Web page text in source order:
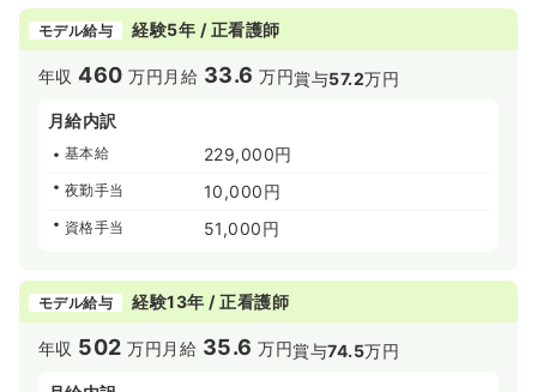
幼稚園や保育園の数が十分にあります。また市営のこども
館やコミュニティセンターなど遊び場も充実していて、親
子で参加できるお話し会やリトミックなどのイベントが定
期的に開催されています。
成田市では病児・病後児保育事業を3施設で行っており、
定員も6名と結構な人数を受け入れていますので万が一の
・医療費の一部を助成する医療費助成があり、成田市を含
む千葉県では中学生以下の医療費は各自治体が定めた料金
で受けることができますが、成田市では200円で受けられ
◆ニュータウン化され、住みやすい街に整備されておりま
・住みやすさが評判の成田市で人気のエリアに成田ニュー
モデル給与 経験5年 / 正看護師
年収460 万円 月給 33.6 万円賞与57.2万円
月給内訳
基本給 229,000円
夜勤手当 10,000円
資格手当 51,000円
モデル給与 経験13年 / 正看護師
年収 502 万円 月給 35.6 万円賞与74.5万円